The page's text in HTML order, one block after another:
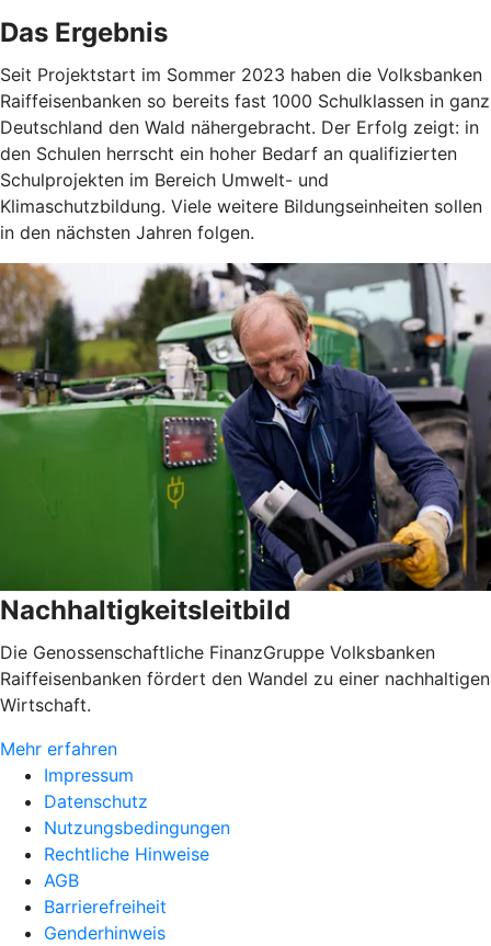
Das Ergebnis
Seit Projektstart im Sommer 2023 haben die Volksbanken
Raiffeisenbanken so bereits fast 1000 Schulklassen in ganz
Deutschland den Wald nähergebracht. Der Erfolg zeigt: in
den Schulen herrscht ein hoher Bedarf an qualifizierten
Schulprojekten im Bereich Umwelt- und
Klimaschutzbildung. Viele weitere Bildungseinheiten sollen
in den nächsten Jahren folgen.
Nachhaltigkeitsleitbild
Die Genossenschaftliche FinanzGruppe Volksbanken
Raiffeisenbanken fördert den Wandel zu einer nachhaltigen
Wirtschaft.
Mehr erfahren
Impressum
Datenschutz
Nutzungsbedingungen
Rechtliche Hinweise
AGB
Barrierefreiheit
Genderhinweis